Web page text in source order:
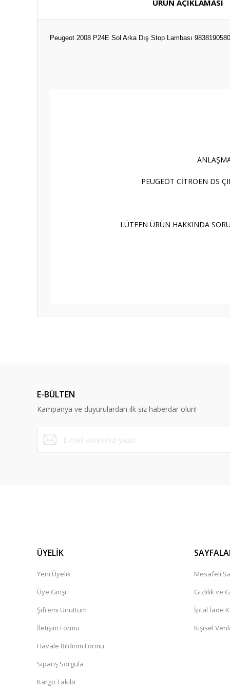
ÜRÜN AÇIKLAMASI
Peugeot 2008 P24E Sol Arka Dış Stop Lambası 9838190580
PEUGEOT CİTROEN DS
LÜTFEN ÜRÜN HAKKINDA
E-BÜLTEN
Kampanya ve duyurulardan ilk siz haberdar olun!
ÜYELİK
Yeni Üyelik
Üye Girişi
Şifremi Unuttum
İletişim Formu
Havale Bildirim Formu
Sipariş Sorgula
Kargo Takibi
Mesafeli
Gizlilik ve
İptal İade
Kişisel